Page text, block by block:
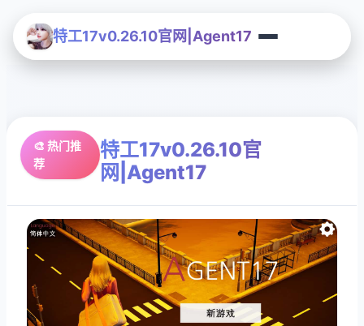
特工17v0.26.10官网|Agent17
🎨 热门推
荐
特工17v0.26.10官
网|Agent17